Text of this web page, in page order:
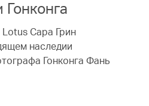
Сара Грин
наследии
Гонконга Фань